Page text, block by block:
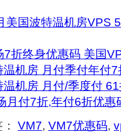
美国波特温机房VPS
折终身优惠码 美国
机房 月付季付年付
机房 月付/季度付
月付7折,年付6折优惠
VM7, VM7优惠码,